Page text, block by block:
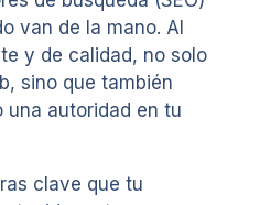
van de la mano. Al
y de calidad, no solo
sino que también
autoridad en tu
clave que tu